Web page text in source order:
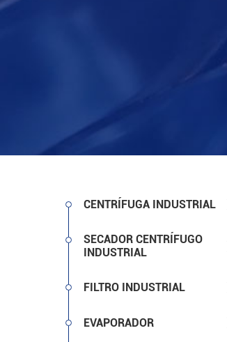
CENTRÍFUGA INDUSTRIAL
SECADOR CENTRÍFUGO
INDUSTRIAL
FILTRO INDUSTRIAL
EVAPORADOR